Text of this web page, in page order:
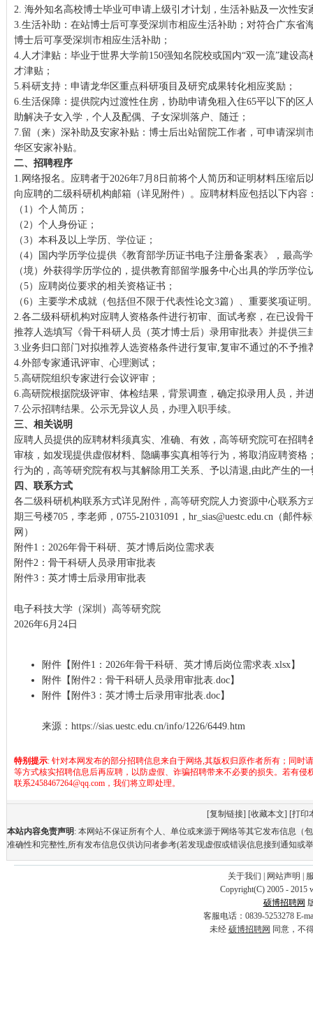
2. 海外知名高校博士毕业可申请上级引才计划，生活补贴及一次性安
3.生活补助：在站博士后可享受深圳市相应生活补助；对符合广东省
博士后可享受深圳市相应生活补助；
4.人才津贴：毕业于世界大学前150强知名院校或国内“双一流”建设
才津贴；
5.科研支持：申请龙华区重点科研项目及研究成果转化相应奖励；
6.生活保障：提供院内过渡性住房，协助申请免租入住65平以下的区
助解决子女入学，个人及配偶、子女深圳落户、随迁；
7.留（来）深补助及安家补贴：博士后出站留院工作者，可申请深圳
华区安家补贴。
二、招聘程序
1.网络报名。应聘者于2026年7月8日前将个人简历和证明材料压缩后
向应聘的二级科研机构邮箱（详见附件）。应聘材料应包括以下内容
（1）个人简历；
（2）个人身份证；
（3）本科及以上学历、学位证；
（4）国内学历学位提供《教育部学历证书电子注册备案表》，最高
（境）外获得学历学位的，提供教育部留学服务中心出具的学历学位
（5）应聘岗位要求的相关资格证书；
（6）主要学术成就（包括但不限于代表性论文3篇）、重要奖项证明
2.各二级科研机构对应聘人资格条件进行初审、面试考察，在已设骨
推荐人选填写《骨干科研人员（英才博士后）录用审批表》并提供三
3.业务归口部门对拟推荐人选资格条件进行复审,复审不通过的不予推
4.外部专家通讯评审、心理测试；
5.高研院组织专家进行会议评审；
6.高研院根据院级评审、体检结果，背景调查，确定拟录用人员，并
7.公示招聘结果。公示无异议人员，办理入职手续。
三、相关说明
应聘人员提供的应聘材料须真实、准确、有效，高等研究院可在招聘
审核，如发现提供虚假材料、隐瞒事实真相等行为，将取消应聘资格
行为的，高等研究院有权与其解除用工关系、予以清退,由此产生的
四、联系方式
各二级科研机构联系方式详见附件，高等研究院人力资源中心联系方
期三号楼705，李老师，0755-21031091， hr_sias@uestc.edu.cn （邮件
网）
附件1：2026年骨干科研、英才博后岗位需求表
附件2：骨干科研人员录用审批表
附件3：英才博士后录用审批表
电子科技大学（深圳）高等研究院
2026年6月24日
附件【 附件1：2026年骨干科研、英才博后岗位需求表.xlsx】
附件【 附件2：骨干科研人员录用审批表.doc】
附件【 附件3：英才博士后录用审批表.doc】
来源： https://sias.uestc.edu.cn/info/1226/6449.htm
特别提示: 针对本网发布的部分招聘信息来自于网络,其版权归原作者所有；同时
等方式核实招聘信息后再应聘，以防虚假、诈骗招聘带来不必要的损失。若有侵
联系2458467264@qq.com，我们将立即处理。
[复制链接] [收藏本文] [打印
本站内容免责声明 : 本网站不保证所有个人、单位或来源于网络等其它发布信息（
准确性和完整性,所有发布信息仅供访问者参考(若发现虚假或错误信息接到通知或
关于我们 网站声明
Copyright(C) 2005 - 2015
硕博招聘网
客服电话：0839-5253278 E-
未经 硕博招聘网 同意，不